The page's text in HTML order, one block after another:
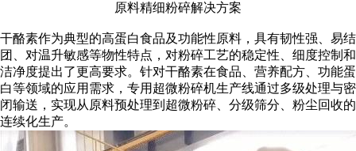
原料精细粉碎解决方案
干酪素作为典型的高蛋白食品及功能性原料，具有韧性强、易结
团、对温升敏感等物性特点，对粉碎工艺的稳定性、细度控制和
洁净度提出了更高要求。针对干酪素在食品、营养配方、功能蛋
白等领域的应用需求，专用超微粉碎机生产线通过多级处理与密
闭输送，实现从原料预处理到超微粉碎、分级筛分、粉尘回收的
连续化生产。